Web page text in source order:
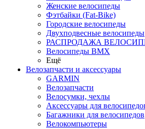
Женские велосипеды
Фэтбайки (Fat-Bike)
Городские велосипеды
Двухподвесные велосипеды
РАСПРОДАЖА
Велосипеды BMX
Ещё
Велозапчасти и аксессуары
GARMIN
Велозапчасти
Велосумки, чехлы
Аксессуары для
Багажники для велосипедов
Велокомпьютеры